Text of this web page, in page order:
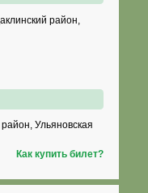
район,
Ульяновская
Как купить билет?